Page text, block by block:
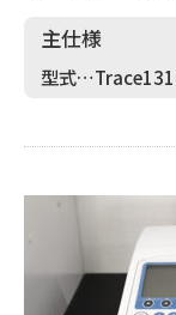
主仕様
型式